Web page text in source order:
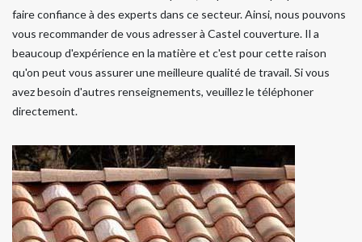
faire confiance à des experts dans ce secteur. Ainsi, nous pouvons
vous recommander de vous adresser à Castel couverture. Il a
beaucoup d'expérience en la matière et c'est pour cette raison
qu'on peut vous assurer une meilleure qualité de travail. Si vous
avez besoin d'autres renseignements, veuillez le téléphoner
directement.